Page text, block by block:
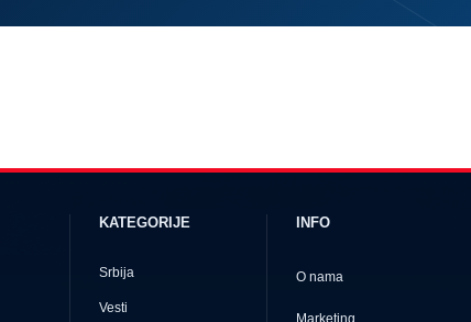
KATEGORIJE
Srbija
Vesti
INFO
O nama
Marketing